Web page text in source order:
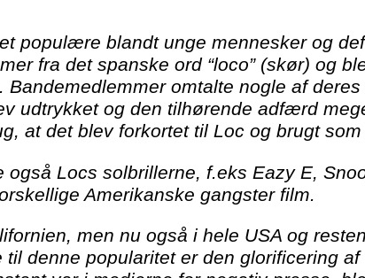
populære blandt unge mennesker og
fra det spanske ord “loco” (skør) og
omtalte nogle af
udtrykket og den tilhørende adfærd
at det blev forkortet til Loc og brugt
også Locs solbrillerne, f.eks Eazy E,
Amerikanske gangster film.
men nu også i hele USA og
denne popularitet er den glorificering